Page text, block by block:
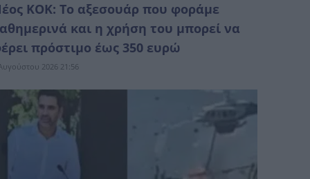
ΚΟΚ: Το αξεσουάρ που φοράμε
και η χρήση του μπορεί να
πρόστιμο έως 350 ευρώ
2026 21:56